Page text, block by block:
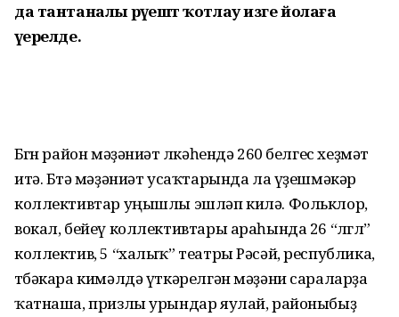
да тантаналы рәүештә ҡотлау изге йолаға
әүерелде.
Бөгөн район мәҙәниәт өлкәһендә 260 белгес хеҙмәт
итә. Бөтә мәҙәниәт усаҡтарында ла үҙешмәкәр
коллективтар уңышлы эшләп килә. Фольклор,
вокал, бейеү коллективтары араһында 26 “өлгөлө”
коллектив, 5 “халыҡ” театры Рәсәй, республика,
төбәкара кимәлдә үткәрелгән мәҙәни сараларҙа
ҡатнаша, призлы урындар яулай, районыбыҙ